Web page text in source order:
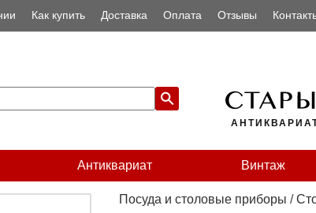
Как купить Доставка Оплата Отзывы
Антиквариат Винтаж
Посуда и столовые приборы /